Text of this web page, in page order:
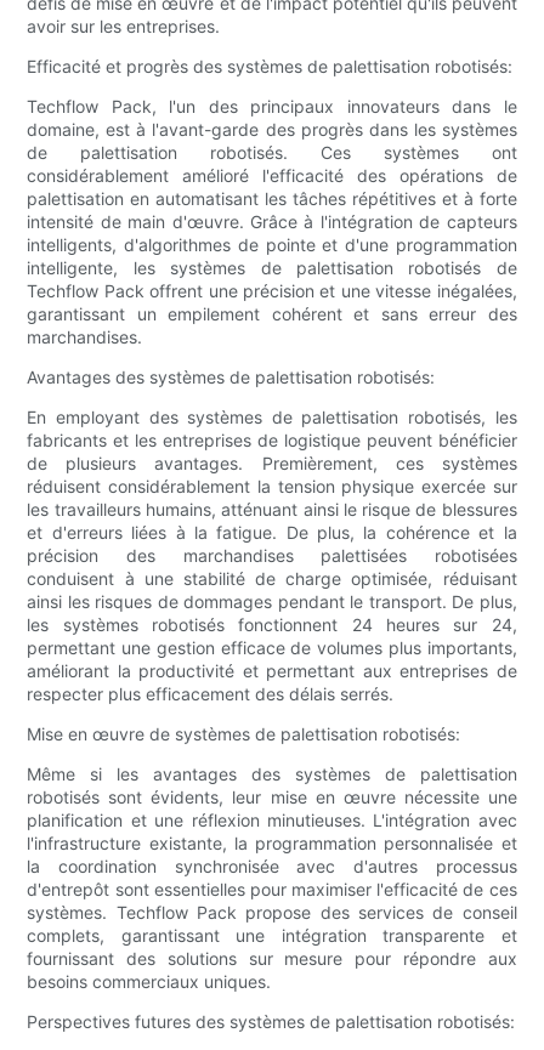
avoir sur les entreprises.
Efficacité et progrès des systèmes de palettisation robotisés:
Techflow Pack, l'un des principaux innovateurs dans le
domaine, est à l'avant-garde des progrès dans les systèmes
de palettisation robotisés. Ces systèmes ont
considérablement amélioré l'efficacité des opérations de
palettisation en automatisant les tâches répétitives et à forte
intensité de main d'œuvre. Grâce à l'intégration de capteurs
intelligents, d'algorithmes de pointe et d'une programmation
intelligente, les systèmes de palettisation robotisés de
Techflow Pack offrent une précision et une vitesse inégalées,
garantissant un empilement cohérent et sans erreur des
marchandises.
Avantages des systèmes de palettisation robotisés:
En employant des systèmes de palettisation robotisés, les
fabricants et les entreprises de logistique peuvent bénéficier
de plusieurs avantages. Premièrement, ces systèmes
réduisent considérablement la tension physique exercée sur
les travailleurs humains, atténuant ainsi le risque de blessures
et d'erreurs liées à la fatigue. De plus, la cohérence et la
précision des marchandises palettisées robotisées
conduisent à une stabilité de charge optimisée, réduisant
ainsi les risques de dommages pendant le transport. De plus,
les systèmes robotisés fonctionnent 24 heures sur 24,
permettant une gestion efficace de volumes plus importants,
améliorant la productivité et permettant aux entreprises de
respecter plus efficacement des délais serrés.
Mise en œuvre de systèmes de palettisation robotisés:
Même si les avantages des systèmes de palettisation
robotisés sont évidents, leur mise en œuvre nécessite une
planification et une réflexion minutieuses. L'intégration avec
l'infrastructure existante, la programmation personnalisée et
la coordination synchronisée avec d'autres processus
d'entrepôt sont essentielles pour maximiser l'efficacité de ces
systèmes. Techflow Pack propose des services de conseil
complets, garantissant une intégration transparente et
fournissant des solutions sur mesure pour répondre aux
besoins commerciaux uniques.
Perspectives futures des systèmes de palettisation robotisés: